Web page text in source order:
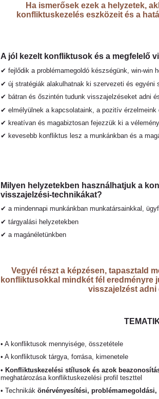
Ha ismerősek ezek a helyzetek,
konfliktuskezelés eszközeit és a
A jól kezelt konfliktusok és a megfelelő
✔ fejlődik a problémamegoldó készségünk, win-win
✔ új stratégiák alakulhatnak ki szervezeti és egyéni
✔ bátran és őszintén tudunk visszajelzéseket adni
✔ elmélyülnek a kapcsolataink, a pozitív érzelmeink
✔ kreatívan és magabiztosan fejezzük ki a
✔ kevesebb konfliktus lesz a munkánkban és a
Milyen helyzetekben használhatjuk a
visszajelzési-technikákat?
✔ a mindennapi munkánkban munkatársainkkal,
✔ tárgyalási helyzetekben
✔ a magánéletünkben
Vegyél részt a képzésen, tapasztald
konfliktusokkal mindkét fél eredményre
visszajelzést adni
• A konfliktusok mennyisége, összetétele
• A konfliktusok tárgya, forrása, kimenetele
• Konfliktuskezelési stílusok és azok
meghatározása konfliktuskezelési profil teszttel
• Technikák önérvényesítési,